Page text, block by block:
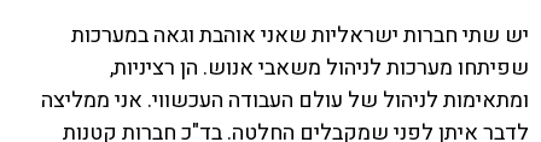
יש שתי חברות ישראליות שאני אוהבת וגאה במערכות
שפיתחו מערכות לניהול משאבי אנוש. הן רציניות,
ומתאימות לניהול של עולם העבודה העכשווי. אני ממליצה
לדבר איתן לפני שמקבלים החלטה. בד"כ חברות קטנות